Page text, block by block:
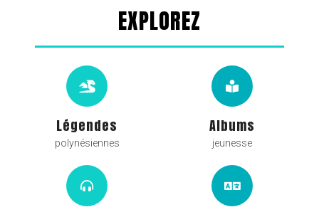
EXPLOREZ
Légendes
polynésiennes
Albums
jeunesse